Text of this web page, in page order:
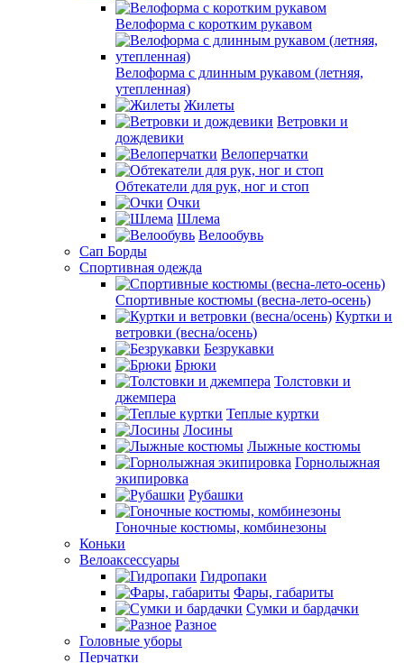
Велоформа с коротким рукавом
Велоформа с длинным рукавом (летняя,
утепленная)
Жилеты
Ветровки и
дождевики
Велоперчатки
Обтекатели для рук, ног и стоп
Очки
Шлема
Велообувь
Сап Борды
Спортивная одежда
Спортивные костюмы (весна-лето-осень)
Куртки и
ветровки (весна/осень)
Безрукавки
Брюки
Толстовки и
джемпера
Теплые куртки
Лосины
Лыжные костюмы
Горнолыжная
экипировка
Рубашки
Гоночные костюмы, комбинезоны
Коньки
Велоаксессуары
Гидропаки
Фары, габариты
Сумки и бардачки
Разное
Головные уборы
Перчатки